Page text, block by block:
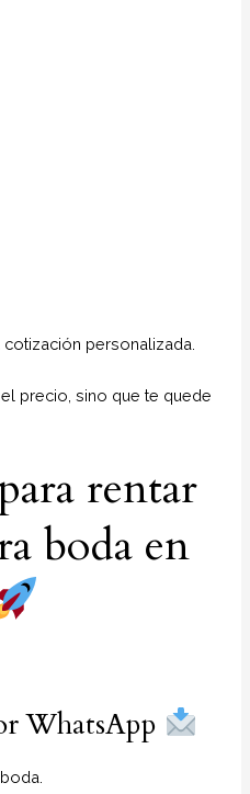
personalizada.
precio, sino que te quede
rentar
boda en
WhatsApp